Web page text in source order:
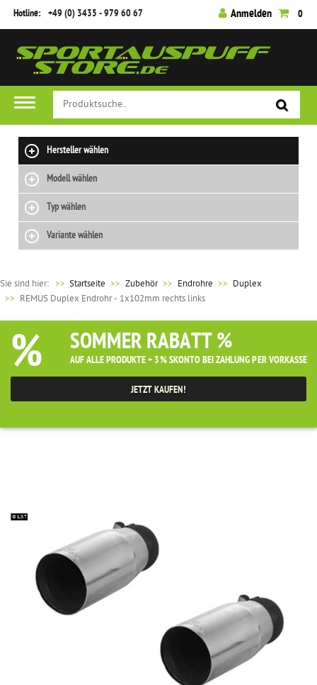
Hotline: +49 (0) 3435 - 979 60 67 Anmelden 0
Hersteller wählen
Modell wählen
Typ wählen
Variante wählen
Sie sind hier: >> Startseite Zubehör Endrohre
Duplex
REMUS Duplex Endrohr - 1x102mm rechts links
% SOMMER RABATT %
AUF ALLE PRODUKTE + 3% SKONTO BEI ZAHLUNG PER VORKASSE
JETZT KAUFEN!